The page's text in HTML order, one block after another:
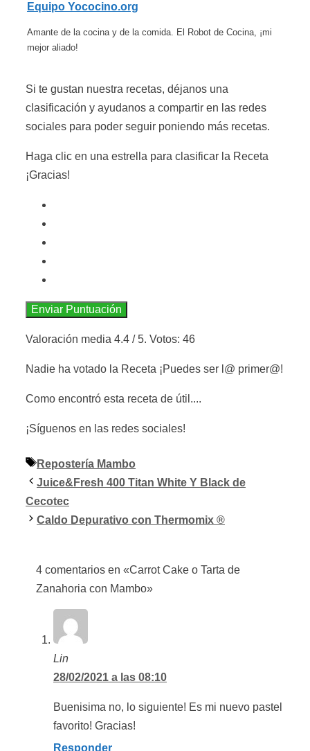
Equipo Yococino.org
Amante de la cocina y de la comida. El Robot de Cocina, ¡mi
mejor aliado!
Si te gustan nuestra recetas, déjanos una
clasificación y ayudanos a compartir en las redes
sociales para poder seguir poniendo más recetas.
Haga clic en una estrella para clasificar la Receta
¡Gracias!
Enviar Puntuación
Valoración media 4.4 / 5. Votos: 46
Nadie ha votado la Receta ¡Puedes ser l@ primer@!
Como encontró esta receta de útil....
¡Síguenos en las redes sociales!
Etiquetas
Repostería Mambo
Juice&Fresh 400 Titan White Y Black de
Cecotec
Caldo Depurativo con Thermomix ®
4 comentarios en «Carrot Cake o Tarta de
Zanahoria con Mambo»
Lin
28/02/2021 a las 08:10
Buenisima no, lo siguiente! Es mi nuevo pastel
favorito! Gracias!
Responder